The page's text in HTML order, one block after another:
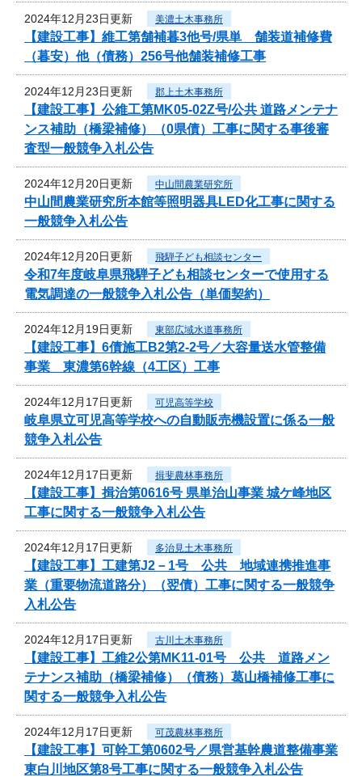
2024年12月23日更新 美濃土木事務所
【建設工事】維工第舗補暮3他号/県単 舗装道補修費
（暮安）他（債務）256号他舗装補修工事
2024年12月23日更新 郡上土木事務所
【建設工事】公維工第MK05-02Z号/公共 道路メンテナ
ンス補助（橋梁補修）（0県債）工事に関する事後審
査型一般競争入札公告
2024年12月20日更新 中山間農業研究所
中山間農業研究所本館等照明器具LED化工事に関する
一般競争入札公告
2024年12月20日更新 飛騨子ども相談センター
令和7年度岐阜県飛騨子ども相談センターで使用する
電気調達の一般競争入札公告（単価契約）
2024年12月19日更新 東部広域水道事務所
【建設工事】6債施工B2第2-2号／大容量送水管整備
事業 東濃第6幹線（4工区）工事
2024年12月17日更新 可児高等学校
岐阜県立可児高等学校への自動販売機設置に係る一般
競争入札公告
2024年12月17日更新 揖斐農林事務所
【建設工事】揖治第0616号 県単治山事業 城ケ峰地区
工事に関する一般競争入札公告
2024年12月17日更新 多治見土木事務所
【建設工事】工建第J2－1号 公共 地域連携推進事
業（重要物流道路分）（翌債）工事に関する一般競争
入札公告
2024年12月17日更新 古川土木事務所
【建設工事】工維2公第MK11-01号 公共 道路メン
テナンス補助（橋梁補修）（債務）葛山橋補修工事に
関する一般競争入札公告
2024年12月17日更新 可茂農林事務所
【建設工事】可幹工第0602号／県営基幹農道整備事業
東白川地区第8号工事に関する一般競争入札公告